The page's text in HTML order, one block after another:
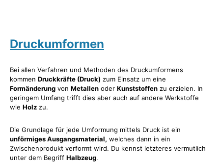
Druckumformen
Bei allen Verfahren und Methoden des Druckumformens
kommen Druckkräfte (Druck) zum Einsatz um eine
Formänderung von Metallen oder Kunststoffen zu erzielen. In
geringem Umfang trifft dies aber auch auf andere Werkstoffe
wie Holz zu.
Die Grundlage für jede Umformung mittels Druck ist ein
unförmiges Ausgangsmaterial, welches dann in ein
Zwischenprodukt verformt wird. Du kennst letzteres vermutlich
unter dem Begriff Halbzeug.